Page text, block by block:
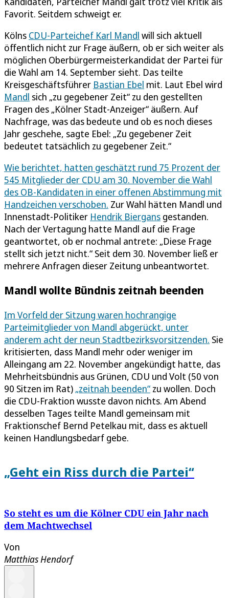
Favorit. Seitdem schweigt er.
Kölns CDU-Parteichef Karl Mandl will sich aktuell
öffentlich nicht zur Frage äußern, ob er sich weiter als
möglichen Oberbürgermeisterkandidat der Partei für
die Wahl am 14. September sieht. Das teilte
Kreisgeschäftsführer Bastian Ebel mit. Laut Ebel wird
Mandl sich „zu gegebener Zeit“ zu den gestellten
Fragen des „Kölner Stadt-Anzeiger“ äußern. Auf
Nachfrage, was das bedeute und ob es noch dieses
Jahr geschehe, sagte Ebel: „Zu gegebener Zeit
bedeutet tatsächlich zu gegebener Zeit.“
Wie berichtet, hatten geschätzt rund 75 Prozent der
545 Mitglieder der CDU am 30. November die Wahl
des OB-Kandidaten in einer offenen Abstimmung mit
Handzeichen verschoben. Zur Wahl hätten Mandl und
Innenstadt-Politiker Hendrik Biergans gestanden.
Nach der Vertagung hatte Mandl auf die Frage
geantwortet, ob er nochmal antrete: „Diese Frage
stellt sich jetzt nicht.“ Seit dem 30. November ließ er
mehrere Anfragen dieser Zeitung unbeantwortet.
Mandl wollte Bündnis zeitnah beenden
Im Vorfeld der Sitzung waren hochrangige
Parteimitglieder von Mandl abgerückt, unter
anderem acht der neun Stadtbezirksvorsitzenden. Sie
kritisierten, dass Mandl mehr oder weniger im
Alleingang am 22. November angekündigt hatte, das
Mehrheitsbündnis aus Grünen, CDU und Volt (50 von
90 Sitzen im Rat) „zeitnah beenden“ zu wollen. Doch
die CDU-Fraktion wusste davon nichts. Am Abend
desselben Tages teilte Mandl gemeinsam mit
Fraktionschef Bernd Petelkau mit, dass es aktuell
keinen Handlungsbedarf gebe.
„Geht ein Riss durch die Partei“
So steht es um die Kölner CDU ein Jahr nach
dem Machtwechsel
Von
Matthias Hendorf